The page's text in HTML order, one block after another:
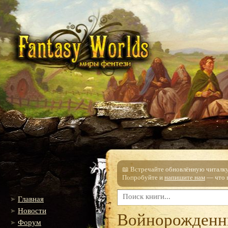
Главная
Новости
Форум
📖 Встречайте обновлённую
Попробуйте и напишите нам — что